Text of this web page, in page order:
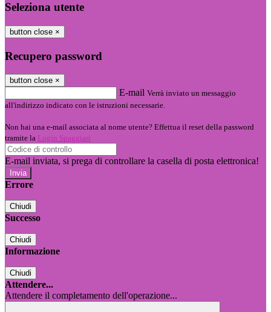
Seleziona utente
button close ×
Recupero password
button close ×
E-mail Verrà inviato un messaggio
all'indirizzo indicato con le istruzioni necessarie.
Non hai una e-mail associata al nome utente? Effettua il reset della password
tramite la Login Spaggiari
E-mail inviata, si prega di controllare la casella di posta elettronica!
Errore
Chiudi
Successo
Chiudi
Informazione
Chiudi
Attendere...
Attendere il completamento dell'operazione...